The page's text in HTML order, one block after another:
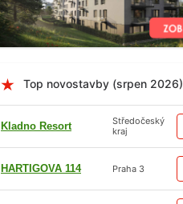
Top novostavby (srpen 2026)
Kladno Resort
Středočeský
kraj
HARTIGOVA 114 Praha 3